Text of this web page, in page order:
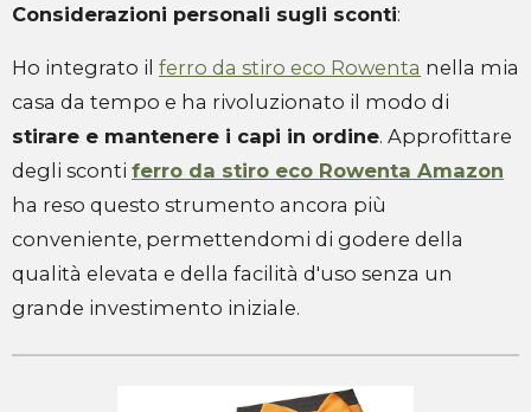
Considerazioni personali sugli sconti:
Ho integrato il ferro da stiro eco Rowenta nella mia
casa da tempo e ha rivoluzionato il modo di
stirare e mantenere i capi in ordine. Approfittare
degli sconti ferro da stiro eco Rowenta Amazon
ha reso questo strumento ancora più
conveniente, permettendomi di godere della
qualità elevata e della facilità d'uso senza un
grande investimento iniziale.